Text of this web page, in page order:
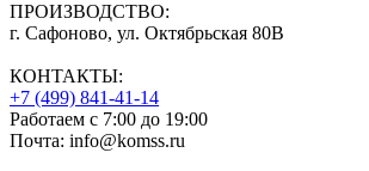
ПРОИЗВОДСТВО:
г. Сафоново, ул. Октябрьская 80В
КОНТАКТЫ:
+7 (499) 841-41-14
Работаем с 7:00 до 19:00
Почта: info@komss.ru